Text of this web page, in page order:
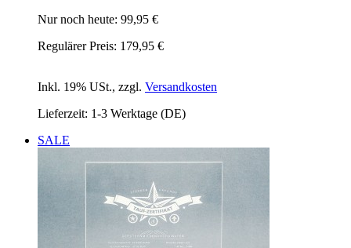
Nur noch heute: 99,95 €
Regulärer Preis: 179,95 €
Inkl. 19% USt., zzgl. Versandkosten
Lieferzeit: 1-3 Werktage (DE)
SALE